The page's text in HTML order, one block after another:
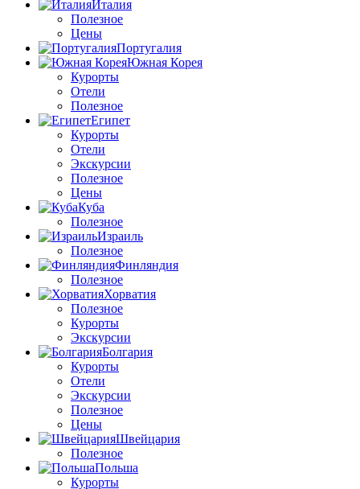
Италия
Полезное
Цены
Португалия
Южная Корея
Курорты
Отели
Полезное
Египет
Курорты
Отели
Экскурсии
Полезное
Цены
Куба
Полезное
Израиль
Полезное
Финляндия
Полезное
Хорватия
Полезное
Курорты
Экскурсии
Болгария
Курорты
Отели
Экскурсии
Полезное
Цены
Швейцария
Полезное
Польша
Курорты